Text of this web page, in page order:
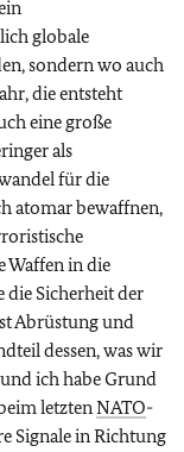
globale
sondern wo auch
die entsteht
eine große
als
für die
atomar bewaffnen,
Waffen in die
die Sicherheit der
Abrüstung und
dessen, was wir
ich habe Grund
letztenNATO-
Signale in Richtung